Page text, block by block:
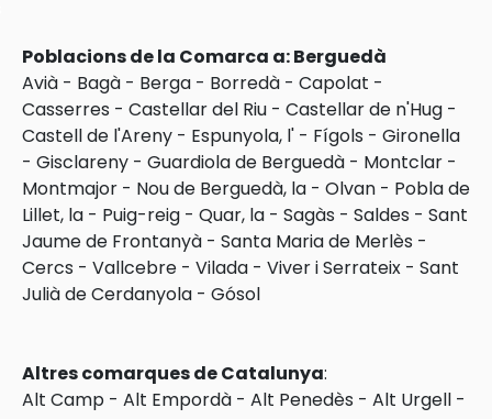
Poblacions de la Comarca a: Berguedà
Avià - Bagà - Berga - Borredà - Capolat -
Casserres - Castellar del Riu - Castellar de n'Hug -
Castell de l'Areny - Espunyola, l' - Fígols - Gironella
- Gisclareny - Guardiola de Berguedà - Montclar -
Montmajor - Nou de Berguedà, la - Olvan - Pobla de
Lillet, la - Puig-reig - Quar, la - Sagàs - Saldes - Sant
Jaume de Frontanyà - Santa Maria de Merlès -
Cercs - Vallcebre - Vilada - Viver i Serrateix - Sant
Julià de Cerdanyola - Gósol
Altres comarques de Catalunya:
Alt Camp - Alt Empordà - Alt Penedès - Alt Urgell -